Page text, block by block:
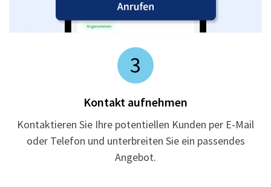
3
Kontakt aufnehmen
Kontaktieren Sie Ihre potentiellen Kunden per E-Mail
oder Telefon und unterbreiten Sie ein passendes
Angebot.